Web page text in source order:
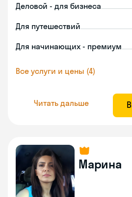
Деловой - для бизнеса
Для путешествий
Для начинающих - премиум
Все услуги и цены (4)
Читать дальше
Марина